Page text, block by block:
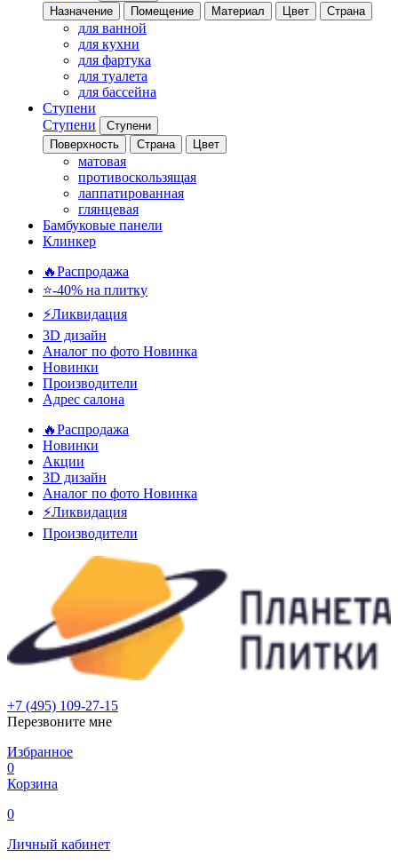
Назначение
Помещение Материал Цвет Страна
для ванной
для кухни
для фартука
для туалета
для бассейна
Ступени
Ступени
Ступени
Поверхность
Страна Цвет
матовая
противоскользящая
лаппатированная
глянцевая
Бамбуковые панели
Клинкер
🔥Распродажа
⭐-40% на плитку
⚡️Ликвидация
3D дизайн
Аналог по фото Новинка
Новинки
Производители
Адрес салона
🔥Распродажа
Новинки
Акции
3D дизайн
Аналог по фото Новинка
⚡Ликвидация
Производители
+7 (495) 109-27-15
Перезвоните мне
Избранное
0
Корзина
0
Личный кабинет